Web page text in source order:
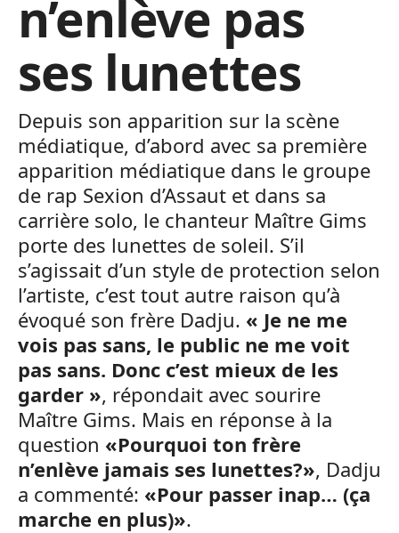
n’enlève pas
ses lunettes
Depuis son apparition sur la scène
médiatique, d’abord avec sa première
apparition médiatique dans le groupe
de rap Sexion d’Assaut et dans sa
carrière solo, le chanteur Maître Gims
porte des lunettes de soleil. S’il
s’agissait d’un style de protection selon
l’artiste, c’est tout autre raison qu’à
évoqué son frère Dadju. « Je ne me
vois pas sans, le public ne me voit
pas sans. Donc c’est mieux de les
garder », répondait avec sourire
Maître Gims. Mais en réponse à la
question «Pourquoi ton frère
n’enlève jamais ses lunettes?», Dadju
a commenté: «Pour passer inap… (ça
marche en plus)».